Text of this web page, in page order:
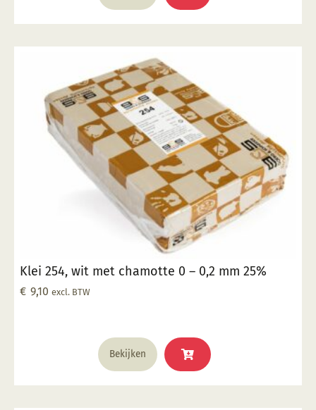
Klei 254, wit met chamotte 0 – 0,2 mm 25%
€ 9,10 excl. BTW
Bekijken